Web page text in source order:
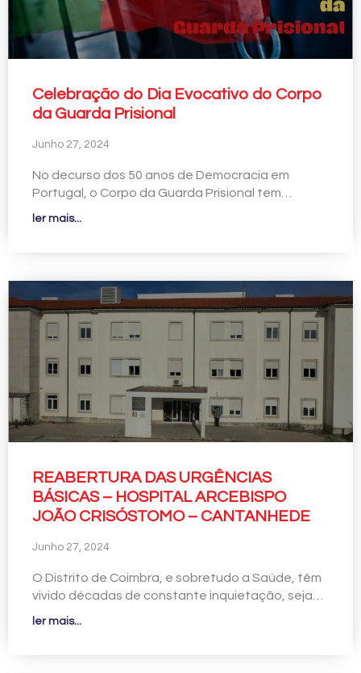
Celebração do Dia Evocativo do Corpo
da Guarda Prisional
Junho 27, 2024
No decurso dos 50 anos de Democracia em
Portugal, o Corpo da Guarda Prisional tem…
ler mais...
REABERTURA DAS URGÊNCIAS
BÁSICAS – HOSPITAL ARCEBISPO
JOÃO CRISÓSTOMO – CANTANHEDE
Junho 27, 2024
O Distrito de Coimbra, e sobretudo a Saúde, têm
vivido décadas de constante inquietação, seja…
ler mais...